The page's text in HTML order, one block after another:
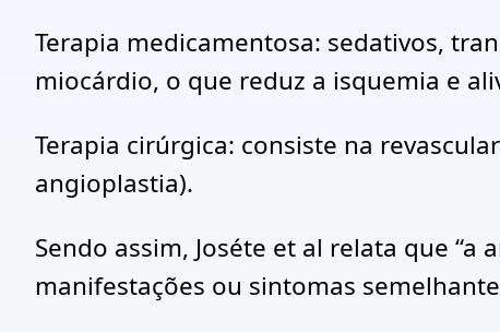
Terapia medicamentosa: sedativos,
miocárdio, o que reduz a isquemia e
Terapia cirúrgica: consiste na
angioplastia).
Sendo assim, Joséte et al relata que
manifestações ou sintomas